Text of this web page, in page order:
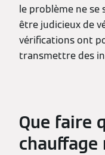
le problème ne se
être judicieux de
vérifications ont
transmettre des
Que faire
chauffage